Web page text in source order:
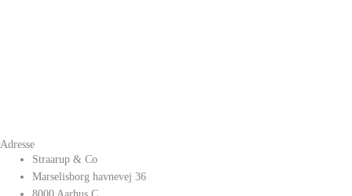
Adresse
Straarup & Co
Marselisborg havnevej 36